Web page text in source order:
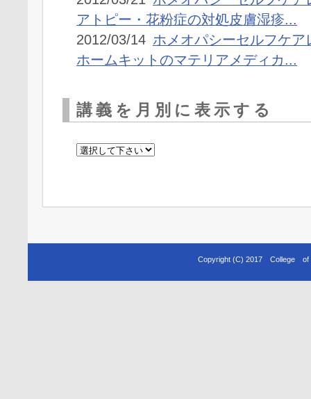
アトピー・花粉症の対処皮膚湿疹...
2012/03/14 ホメオパシーセルフケ
ホームキットのマテリアメディカ...
講義を月別に表示する
Copyright (C) 2017 College